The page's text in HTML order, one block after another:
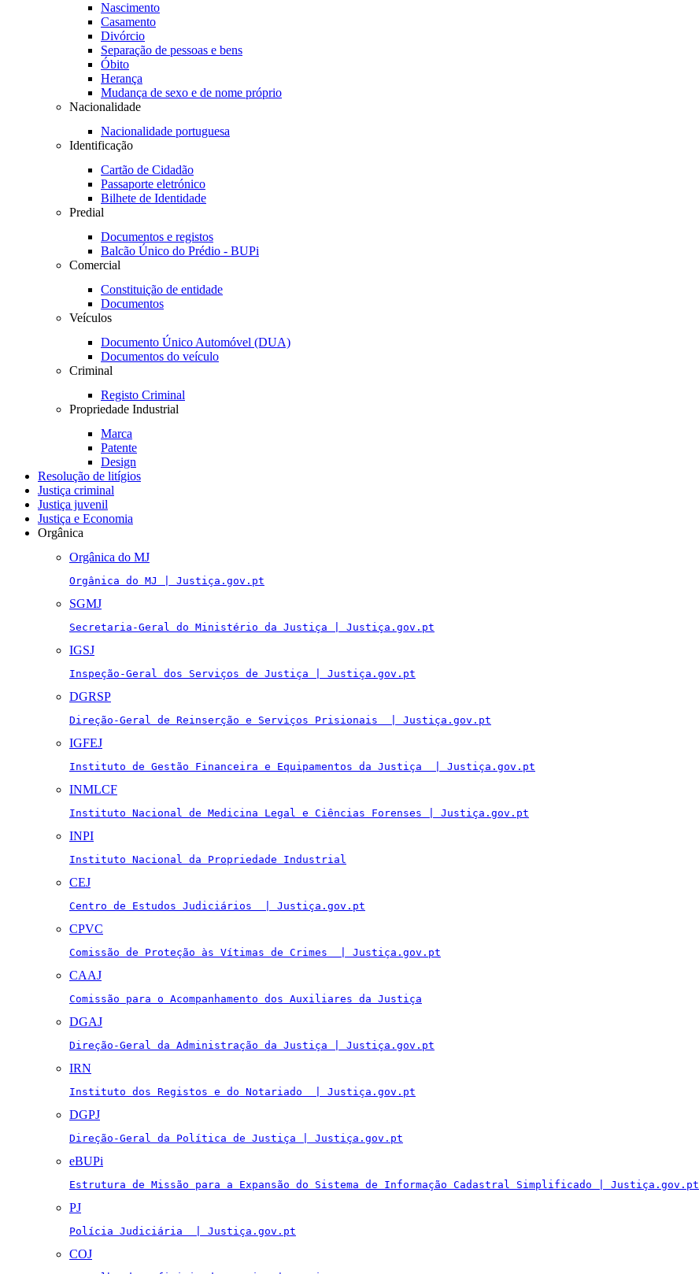
Nascimento
Casamento
Divórcio
Separação de pessoas e bens
Óbito
Herança
Mudança de sexo e de nome próprio
Nacionalidade
Nacionalidade portuguesa
Identificação
Cartão de Cidadão
Passaporte eletrónico
Bilhete de Identidade
Predial
Documentos e registos
Balcão Único do Prédio - BUPi
Comercial
Constituição de entidade
Documentos
Veículos
Documento Único Automóvel (DUA)
Documentos do veículo
Criminal
Registo Criminal
Propriedade Industrial
Marca
Patente
Design
Resolução de litígios
Justiça criminal
Justiça juvenil
Justiça e Economia
Orgânica
Orgânica do MJ
Orgânica do MJ | Justiça.gov.pt
SGMJ
Secretaria-Geral do Ministério da Justiça | Justiça.gov.pt
IGSJ
Inspeção-Geral dos Serviços de Justiça | Justiça.gov.pt
DGRSP
Direção-Geral de Reinserção e Serviços Prisionais  | Justiça.gov.pt
IGFEJ
Instituto de Gestão Financeira e Equipamentos da Justiça  | Justiça.gov.pt
INMLCF
Instituto Nacional de Medicina Legal e Ciências Forenses | Justiça.gov.pt
INPI
Instituto Nacional da Propriedade Industrial
CEJ
Centro de Estudos Judiciários  | Justiça.gov.pt
CPVC
Comissão de Proteção às Vítimas de Crimes  | Justiça.gov.pt
CAAJ
Comissão para o Acompanhamento dos Auxiliares da Justiça
DGAJ
Direção-Geral da Administração da Justiça | Justiça.gov.pt
IRN
Instituto dos Registos e do Notariado  | Justiça.gov.pt
DGPJ
Direção-Geral da Política de Justiça | Justiça.gov.pt
eBUPi
Estrutura de Missão para a Expansão do Sistema de Informação Cadastral Simplificado | Justiça.gov.pt
PJ
Polícia Judiciária  | Justiça.gov.pt
COJ